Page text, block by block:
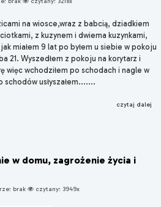
na wiosce,wraz z babcią, dziadkiem
z kuzynem i dwiema kuzynkami,
miałem 9 lat po byłem u siebie w pokoju
21. Wyszedłem z pokoju na korytarz i
więc wchodziłem po schodach i nagle w
usłyszałem.......
czytaj dalej
w domu, zagrożenie życia i
brak czytany: 3949x